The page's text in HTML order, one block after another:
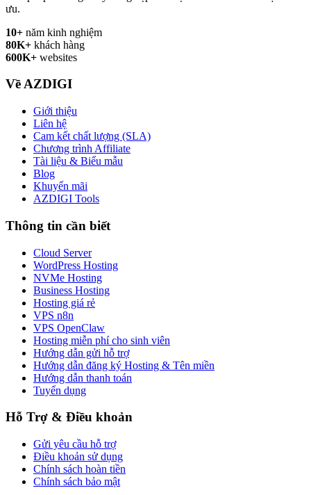
ưu.
10+ năm kinh nghiệm
80K+ khách hàng
600K+ websites
Về AZDIGI
Giới thiệu
Liên hệ
Cam kết chất lượng (SLA)
Chương trình Affiliate
Tài liệu & Biểu mẫu
Blog
Khuyến mãi
AZDIGI Tools
Thông tin cần biết
Cloud Server
WordPress Hosting
NVMe Hosting
Business Hosting
Hosting giá rẻ
VPS n8n
VPS OpenClaw
Hosting miễn phí cho sinh viên
Hướng dẫn gửi hỗ trợ
Hướng dẫn đăng ký Hosting & Tên miền
Hướng dẫn thanh toán
Tuyển dụng
Hỗ Trợ & Điều khoản
Gửi yêu cầu hỗ trợ
Điều khoản sử dụng
Chính sách hoàn tiền
Chính sách bảo mật